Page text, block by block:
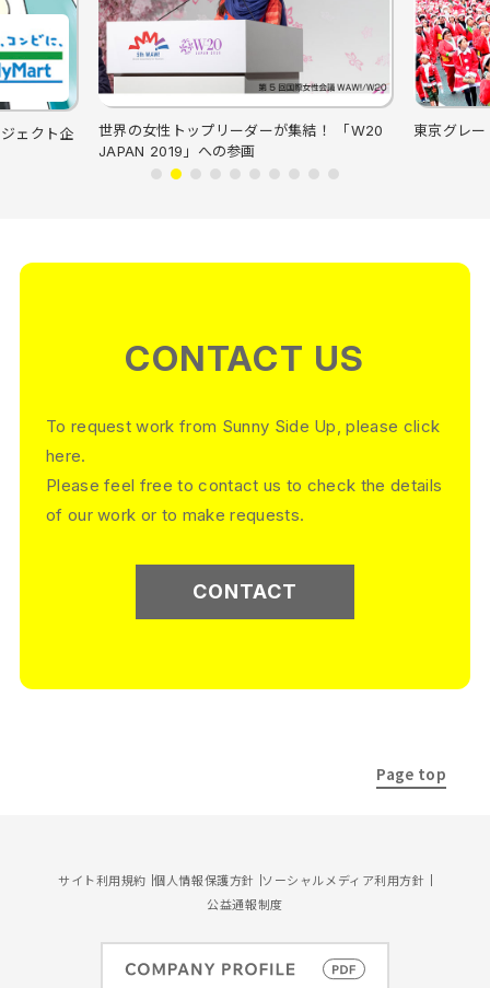
ェクト企
世界の女性トップリーダーが集結！ 「W20
JAPAN 2019」への参画
東京グレ
CONTACT US
To request work from Sunny Side Up, please click
here.
Please feel free to contact us to check the details
of our work or to make requests.
CONTACT
Page top
サイト利用規約 個人情報保護方針 ソーシャルメディア利用方針
公益通報制度